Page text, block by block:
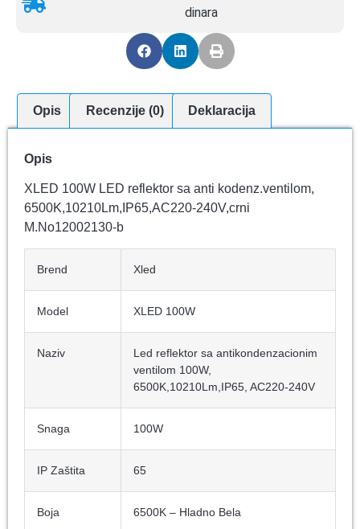
dinara
Opis Recenzije (0) Deklaracija
Opis
XLED 100W LED reflektor sa anti kodenz.ventilom,
6500K,10210Lm,IP65,AC220-240V,crni
M.No12002130-b
Brend Xled
Model XLED 100W
Naziv
Led reflektor sa antikondenzacionim
ventilom 100W,
6500K,10210Lm,IP65, AC220-240V
Snaga 100W
IP Zaštita 65
Boja 6500K – Hladno Bela